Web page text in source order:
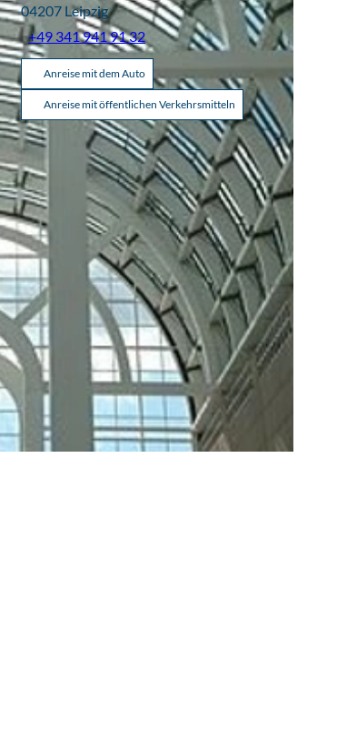
04207 Leipzig
+49 341 941 91 32
Anreise mit dem Auto
Anreise mit öffentlichen Verkehrsmitteln